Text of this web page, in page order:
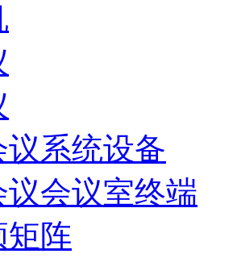
系统设备
议会议室终端
矩阵